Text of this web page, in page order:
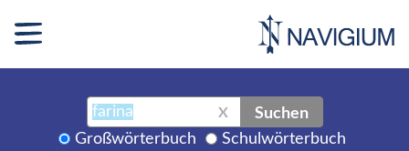
X Suchen
Großwörterbuch Schulwörterbuch